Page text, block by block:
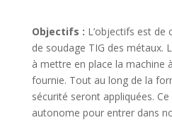
Objectifs : L’objectifs est de
de soudage TIG des métaux.
à mettre en place la machine
fournie. Tout au long de la
sécurité seront appliquées.
autonome pour entrer dans